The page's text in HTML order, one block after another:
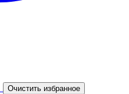
Очистить избранное